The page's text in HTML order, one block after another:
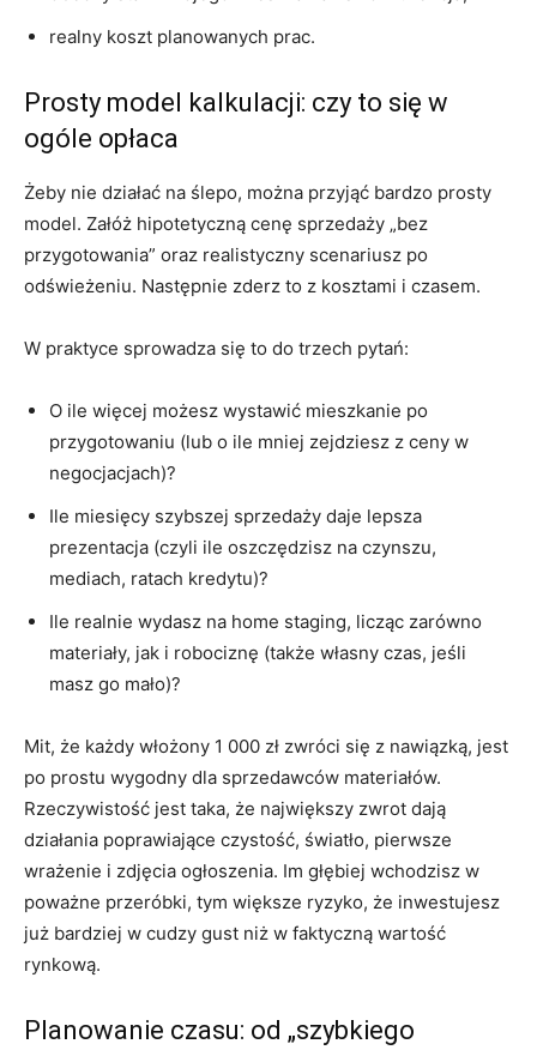
realny koszt planowanych prac.
Prosty model kalkulacji: czy to się w
ogóle opłaca
Żeby nie działać na ślepo, można przyjąć bardzo prosty
model. Załóż hipotetyczną cenę sprzedaży „bez
przygotowania” oraz realistyczny scenariusz po
odświeżeniu. Następnie zderz to z kosztami i czasem.
W praktyce sprowadza się to do trzech pytań:
O ile więcej możesz wystawić mieszkanie po
przygotowaniu (lub o ile mniej zejdziesz z ceny w
negocjacjach)?
Ile miesięcy szybszej sprzedaży daje lepsza
prezentacja (czyli ile oszczędzisz na czynszu,
mediach, ratach kredytu)?
Ile realnie wydasz na home staging, licząc zarówno
materiały, jak i robociznę (także własny czas, jeśli
masz go mało)?
Mit, że każdy włożony 1 000 zł zwróci się z nawiązką, jest
po prostu wygodny dla sprzedawców materiałów.
Rzeczywistość jest taka, że największy zwrot dają
działania poprawiające czystość, światło, pierwsze
wrażenie i zdjęcia ogłoszenia. Im głębiej wchodzisz w
poważne przeróbki, tym większe ryzyko, że inwestujesz
już bardziej w cudzy gust niż w faktyczną wartość
rynkową.
Planowanie czasu: od „szybkiego